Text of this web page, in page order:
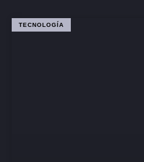
TECNOLOGÍA